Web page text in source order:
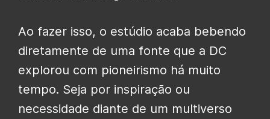
Ao fazer isso, o estúdio acaba bebendo
diretamente de uma fonte que a DC
explorou com pioneirismo há muito
tempo. Seja por inspiração ou
necessidade diante de um multiverso